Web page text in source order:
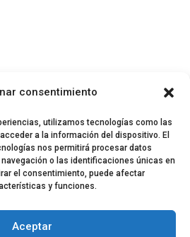
consentimiento
utilizamos tecnologías como las
a la información del dispositivo. El
nos permitirá procesar datos
o las identificaciones únicas en
el consentimiento, puede afectar
y funciones.
Aceptar
EPDLT Contacto